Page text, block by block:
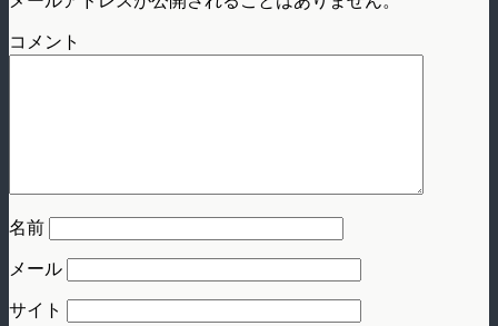
コメント
名前
メール
サイト